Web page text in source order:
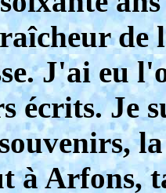
de
J'ai eu
écrits. Je
à Arfons,